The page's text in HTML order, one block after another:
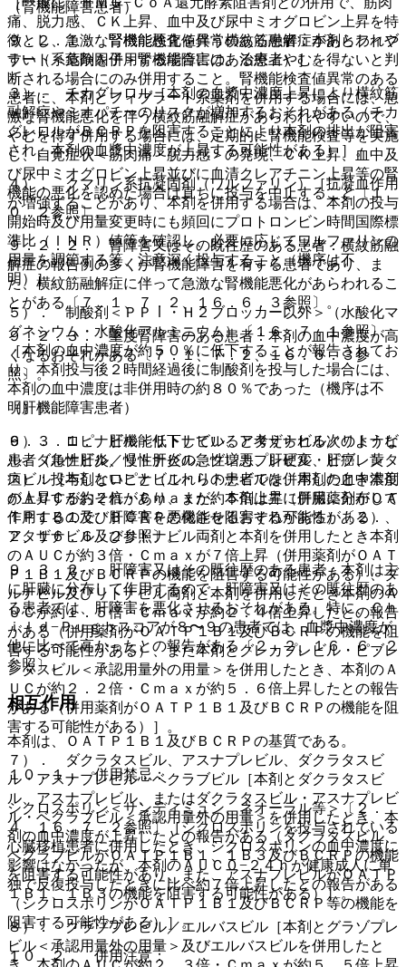
痛、脱力感、ＣＫ上昇、血中及び尿中ミオグロビン上昇を特
徴とし、急激な腎機能悪化を伴う横紋筋融解症があらわれや
すい（＜危険因子＞腎機能障害のある患者）］。
３）． チカグレロル［本剤の血漿中濃度上昇により横紋筋
融解症やミオパチーのリスクが増加するおそれがある（チカ
グレロルがＢＣＲＰを阻害することにより本剤の排出が阻害
され、本剤の血漿中濃度が上昇する可能性がある）］。
４）． クマリン系抗凝固剤（ワルファリン）［抗凝血作用
が増強することがあり、本剤を併用する場合は、本剤の投与
開始時及び用量変更時にも頻回にプロトロンビン時間国際標
準比（ＩＮＲ）値等を確認し、必要に応じてワルファリンの
用量を調節する等、注意深く投与すること（機序は不
明）］。
５）． 制酸剤＜ＰＰＩ・Ｈ２ブロッカー以外＞（水酸化マ
グネシウム・水酸化アルミニウム）〔１６．７．１参照〕
［本剤の血中濃度が約５０％に低下することが報告されてお
り、本剤投与後２時間経過後に制酸剤を投与した場合には、
本剤の血中濃度は非併用時の約８０％であった（機序は不
明）］。
６）． ロピナビル・リトナビル、アタザナビル／リトナビ
ル、ダルナビル／リトナビル、グレカプレビル・ピブレンタ
スビル［本剤とロピナビル・リトナビルを併用したとき本剤
のＡＵＣが約２倍・Ｃｍａｘが約５倍上昇（併用薬剤がＯＡ
ＴＰ１Ｂ１及びＢＣＲＰの機能を阻害する可能性がある）、
アタザナビル及びリトナビル両剤と本剤を併用したとき本剤
のＡＵＣが約３倍・Ｃｍａｘが７倍上昇（併用薬剤がＯＡＴ
Ｐ１Ｂ１及びＢＣＲＰの機能を阻害する可能性がある）、ダ
ルナビル及びリトナビル両剤と本剤を併用したとき本剤のＡ
ＵＣが約１．５倍・Ｃｍａｘが約２．４倍上昇したとの報告
がある（併用薬剤がＯＡＴＰ１Ｂ１及びＢＣＲＰの機能を阻
害する可能性がある）、また本剤とグレカプレビル・ピブレ
ンタスビル＜承認用量外の用量＞を併用したとき、本剤のＡ
ＵＣが約２．２倍・Ｃｍａｘが約５．６倍上昇したとの報告
がある（併用薬剤がＯＡＴＰ１Ｂ１及びＢＣＲＰの機能を阻
害する可能性がある）］。
７）． ダクラタスビル、アスナプレビル、ダクラタスビ
ル・アスナプレビル・ベクラブビル［本剤とダクラタスビ
ル、アスナプレビル、またはダクラタスビル・アスナプレビ
ル・ベクラブビル＜承認用量外の用量＞を併用したとき、本
剤の血中濃度が上昇したとの報告がある（ダクラタスビル、
ベクラブビルがＯＡＴＰ１Ｂ１、１Ｂ３及びＢＣＲＰの機能
を阻害する可能性があり、また、アスナプレビルがＯＡＴＰ
１Ｂ１、１Ｂ３の機能を阻害する可能性がある）］。
８）． グラゾプレビル／エルバスビル［本剤とグラゾプレ
ビル＜承認用量外の用量＞及びエルバスビルを併用したと
（腎機能障害患者）
９．２．１． 腎機能検査値異常のある患者：本剤とフィブ
ラート系薬剤を併用する場合には、治療上やむを得ないと判
断される場合にのみ併用すること。腎機能検査値異常のある
患者に、本剤とフィブラート系薬剤を併用する場合には、急
激な腎機能悪化を伴う横紋筋融解症があらわれやすいので、
やむを得ず併用する場合には、定期的に腎機能検査等を実施
し、自覚症状＜筋肉痛・脱力感＞の発現、ＣＫ上昇、血中及
び尿中ミオグロビン上昇並びに血清クレアチニン上昇等の腎
機能の悪化を認めた場合は直ちに投与を中止すること〔１
０．２参照〕。
９．２．２． 腎障害又はその既往歴のある患者：横紋筋融
解症の報告例の多くが腎機能障害を有する患者であり、ま
た、横紋筋融解症に伴って急激な腎機能悪化があらわれるこ
とがある〔７．１、７．２、１６．６．３参照〕。
９．２．３． 重度腎障害のある患者：本剤の血中濃度が高
くなるおそれがある〔７．１、７．２、１６．６．３参
照〕。
（肝機能障害患者）
９．３．１． 肝機能低下していると考えられる次のような
患者（急性肝炎、慢性肝炎の急性増悪、肝硬変、肝癌、黄
疸）：投与しないこと（これらの患者では、本剤の血中濃度
が上昇するおそれがあり、また、本剤は主に肝臓に分布して
作用するので、肝障害を悪化させるおそれがある）〔２．
２、１６．６．２参照〕。
９．３．２． 肝障害又はその既往歴のある患者：本剤は主
に肝臓に分布して作用するので、肝障害又はその既往歴のあ
る患者では、肝障害を悪化させるおそれがある。特に、Ｃｈ
ｉｌｄ−Ｐｕｇｈスコアが８〜９の患者では、血漿中濃度が
他に比べて高かったとの報告がある〔２．２、１６．６．２
参照〕。
相互作用
本剤は、ＯＡＴＰ１Ｂ１及びＢＣＲＰの基質である。
１０．１． 併用禁忌：
シクロスポリン＜サンディミュン、ネオーラル等＞〔２．
４、１６．７．２参照〕［シクロスポリンを投与されている
心臓移植患者に併用したとき、シクロスポリンの血中濃度に
影響はなかったが、本剤のＡＵＣ０−２４ｈが健康成人に単
独で反復投与したときに比べ約７倍上昇したとの報告がある
（シクロスポリンがＯＡＴＰ１Ｂ１及びＢＣＲＰ等の機能を
阻害する可能性がある）］。
１０．２． 併用注意：